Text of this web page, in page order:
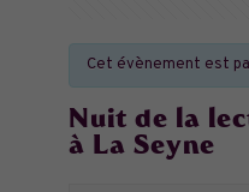
Cet évènement est
Nuit de la
à La Seyne